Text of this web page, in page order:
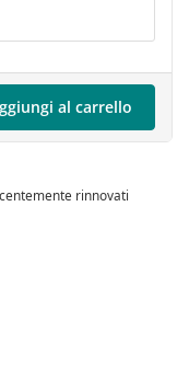
al carrello
rinnovati